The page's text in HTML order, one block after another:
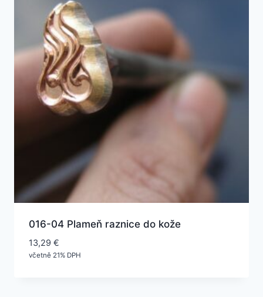
016-04 Plameň raznice do kože
13,29 €
včetně 21% DPH